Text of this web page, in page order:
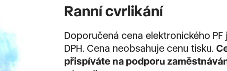
Ranní cvrlikání
Doporučená cena elektronického
DPH. Cena neobsahuje cenu tisku.
přispíváte na podporu